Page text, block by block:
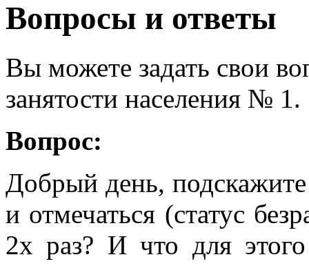
Вопросы и ответы
Вы можете задать свои
занятости населения № 1.
Вопрос:
Добрый день,
и отмечаться (статус
2х раз? И что для этого